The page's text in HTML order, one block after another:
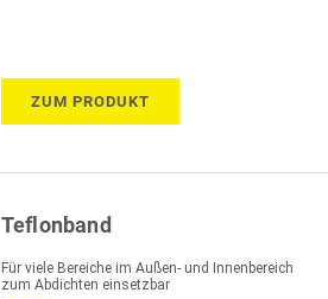
ZUM PRODUKT
Teflonband
Für viele Bereiche im Außen- und Innenbereich
zum Abdichten einsetzbar